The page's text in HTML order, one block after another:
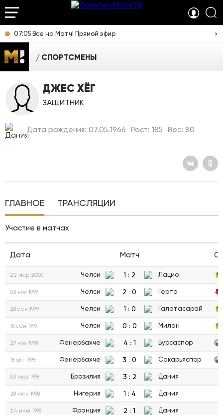
07:05 Все на Матч! Прямой эфир
СПОРТСМЕНЫ
ДЖЕС ХЁГ
ЗАЩИТНИК
Дата рождения: 07.05.1966 Рост: 185 Вес: 80
ГЛАВНОЕ ТРАНСЛЯЦИИ
Участие в матчах
Дата Матч
22 мар 2000 Челси 1 : 2 Лацио
03 ноя 1999 Челси 2 : 0 Герта
28 сен 1999 Челси 1 : 0 Галатасарай
15 сен 1999 Челси 0 : 0 Милан
29 ноя 1998 Фенербахче 4 : 1 Бурсаспор
18 окт 1998 Фенербахче 3 : 0 Сакарьяспор
03 июл 1998 Бразилия 3 : 2 Дания
28 июн 1998 Нигерия 1 : 4 Дания
24 июн 1998 Франция 2 : 1 Дания